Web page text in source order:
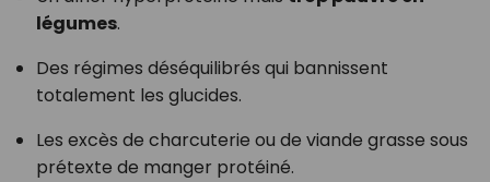
légumes.
Des régimes déséquilibrés qui bannissent
totalement les glucides.
Les excès de charcuterie ou de viande grasse sous
prétexte de manger protéiné.